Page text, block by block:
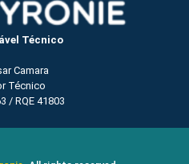
Técnico
Camara
Técnico
/ RQE 41803